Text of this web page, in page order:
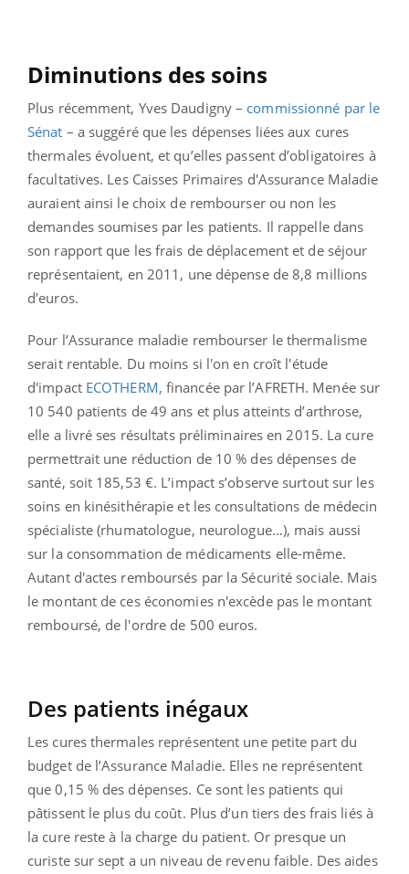
Diminutions des soins
Plus récemment, Yves Daudigny – commissionné par le
Sénat – a suggéré que les dépenses liées aux cures
thermales évoluent, et qu’elles passent d’obligatoires à
facultatives. Les Caisses Primaires d'Assurance Maladie
auraient ainsi le choix de rembourser ou non les
demandes soumises par les patients. Il rappelle dans
son rapport que les frais de déplacement et de séjour
représentaient, en 2011, une dépense de 8,8 millions
d’euros.
Pour l’Assurance maladie rembourser le thermalisme
serait rentable. Du moins si l'on en croît l'étude
d'impact ECOTHERM, financée par l’AFRETH. Menée sur
10 540 patients de 49 ans et plus atteints d’arthrose,
elle a livré ses résultats préliminaires en 2015. La cure
permettrait une réduction de 10 % des dépenses de
santé, soit 185,53 €. L’impact s’observe surtout sur les
soins en kinésithérapie et les consultations de médecin
spécialiste (rhumatologue, neurologue…), mais aussi
sur la consommation de médicaments elle-même.
Autant d'actes remboursés par la Sécurité sociale. Mais
le montant de ces économies n'excède pas le montant
remboursé, de l'ordre de 500 euros.
Des patients inégaux
Les cures thermales représentent une petite part du
budget de l’Assurance Maladie. Elles ne représentent
que 0,15 % des dépenses. Ce sont les patients qui
pâtissent le plus du coût. Plus d’un tiers des frais liés à
la cure reste à la charge du patient. Or presque un
curiste sur sept a un niveau de revenu faible. Des aides